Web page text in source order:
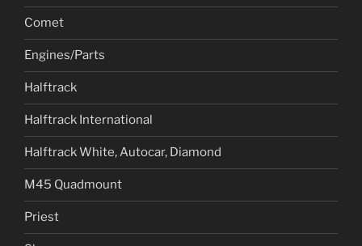
Comet
Engines/Parts
Halftrack
Halftrack International
Halftrack White, Autocar, Diamond
M45 Quadmount
Priest